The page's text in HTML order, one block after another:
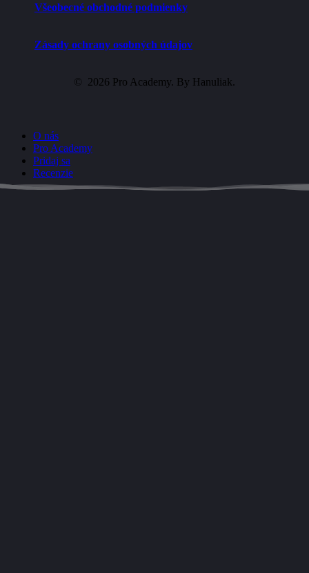
Všeobecné obchodné podmienky
Zásady ochrany osobných údajov
© 2026 Pro Academy. By Hanuliak.
Close
Menu
O nás
Pro Academy
Pridaj sa
Recenzie